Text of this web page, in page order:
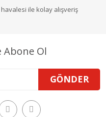
ile kolay alışveriş
Ol
GÖNDER